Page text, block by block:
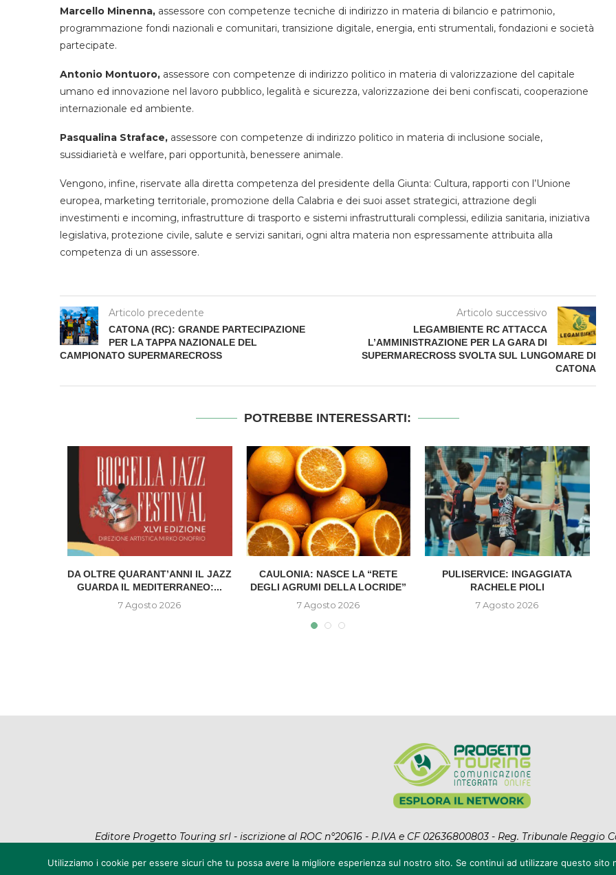
Marcello Minenna, assessore con competenze tecniche di indirizzo in materia di bilancio e patrimonio,
programmazione fondi nazionali e comunitari, transizione digitale, energia, enti strumentali, fondazioni e società
partecipate.
Antonio Montuoro, assessore con competenze di indirizzo politico in materia di valorizzazione del capitale
umano ed innovazione nel lavoro pubblico, legalità e sicurezza, valorizzazione dei beni confiscati, cooperazione
internazionale ed ambiente.
Pasqualina Straface, assessore con competenze di indirizzo politico in materia di inclusione sociale,
sussidiarietà e welfare, pari opportunità, benessere animale.
Vengono, infine, riservate alla diretta competenza del presidente della Giunta: Cultura, rapporti con l’Unione
europea, marketing territoriale, promozione della Calabria e dei suoi asset strategici, attrazione degli
investimenti e incoming, infrastrutture di trasporto e sistemi infrastrutturali complessi, edilizia sanitaria, iniziativa
legislativa, protezione civile, salute e servizi sanitari, ogni altra materia non espressamente attribuita alla
competenza di un assessore.
Articolo precedente
CATONA (RC): GRANDE PARTECIPAZIONE
PER LA TAPPA NAZIONALE DEL
CAMPIONATO SUPERMARECROSS
Articolo successivo
LEGAMBIENTE RC ATTACCA
L’AMMINISTRAZIONE PER LA GARA DI
SUPERMARECROSS SVOLTA SUL LUNGOMARE DI
CATONA
POTREBBE INTERESSARTI:
DA OLTRE QUARANT’ANNI IL JAZZ
GUARDA IL MEDITERRANEO:...
7 Agosto 2026
CAULONIA: NASCE LA “RETE
DEGLI AGRUMI DELLA LOCRIDE”
7 Agosto 2026
PULISERVICE: INGAGGIATA
RACHELE PIOLI
7 Agosto 2026
Editore Progetto Touring srl - iscrizione al ROC n°20616 - P.IVA e CF 02636800803 - Reg. Tribunale Reggio
Utilizziamo i cookie per essere sicuri che tu possa avere la migliore esperienza sul nostro sito. Se continui ad utilizzare questo sito